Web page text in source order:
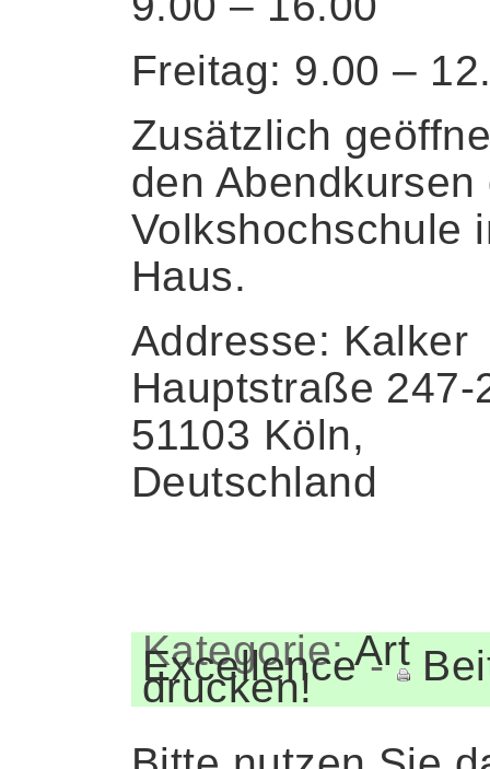
Freitag: 9.00 –
Zusätzlich
den Abendkursen
Volkshochschule
Haus.
Addresse: Kalker
Hauptstraße 247-
51103 Köln,
Deutschland
Kategorie:Art
Excellence-
drucken!